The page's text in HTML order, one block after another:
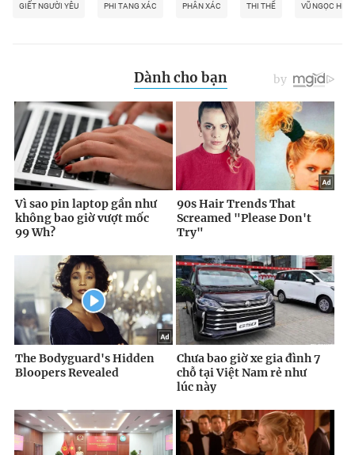
GIẾT NGƯỜI YÊU PHI TANG XÁC PHÂN XÁC THI THỂ VŨ NGỌC HIẾU